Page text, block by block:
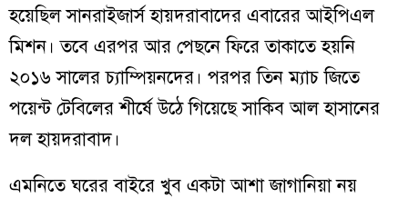
হয়েছিল সানরাইজার্স হায়দরাবাদের এবারের আইপিএল
মিশন। তবে এরপর আর পেছনে ফিরে তাকাতে হয়নি
২০১৬ সালের চ্যাম্পিয়নদের। পরপর তিন ম্যাচ জিতে
পয়েন্ট টেবিলের শীর্ষে উঠে গিয়েছে সাকিব আল হাসানের
দল হায়দরাবাদ।
এমনিতে ঘরের বাইরে খুব একটা আশা জাগানিয়া নয়